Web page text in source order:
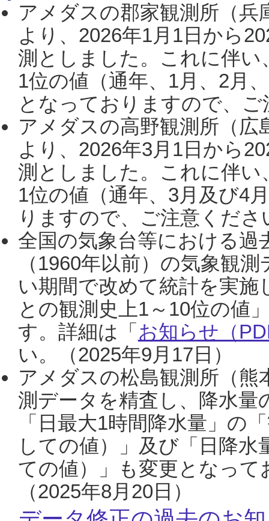
アメダスの郡家観測所（
より、2026年1月1日から
測としました。これに伴い
1位の値（通年、1月、2月
となっておりますので、
アメダスの高野観測所（
より、2026年3月1日から
測としました。これに伴い
1位の値（通年、3月及び4
りますので、ご注意くだ
全国の気象台等における過
（1960年以前）の気象観
い期間で改めて統計を実
との観測史上1～10位の値
す。詳細は「 お知らせ（
い。（2025年9月17日）
アメダスの松島観測所（熊
測データを精査し、降水
「日最大1時間降水量」の
しての値）」及び「日降
ての値）」も変更となっ
（2025年8月20日）